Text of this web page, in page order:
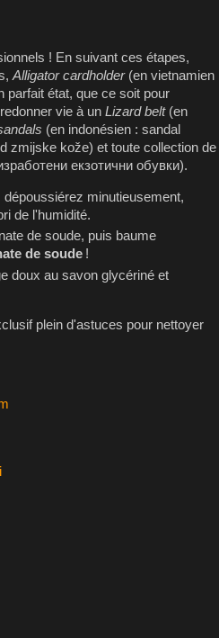
! En suivant ces étapes,
Alligator cardholder(en vietnamien
parfait état, que ce soit pour
vie à un Lizard belt(en
(en indonésien : sandal
zmijske kože) et toute collection de
екзотични обувки).
minutieusement,
de l'humidité.
de soude, puis baume
de soude !
doux au savon glycériné et
plein d'astuces pour nettoyer